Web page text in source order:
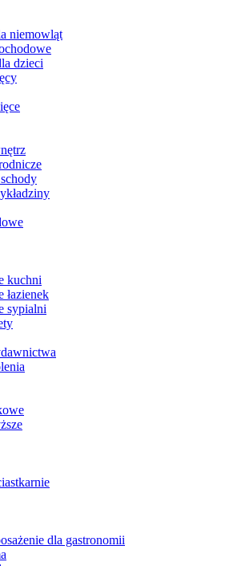
niemowląt
dzieci
kuchni
łazienek
sypialni
dla gastronomii